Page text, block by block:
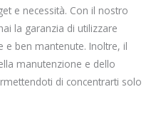
e necessità. Con il nostro
la garanzia di utilizzare
e ben mantenute. Inoltre, il
manutenzione e dello
di concentrarti solo